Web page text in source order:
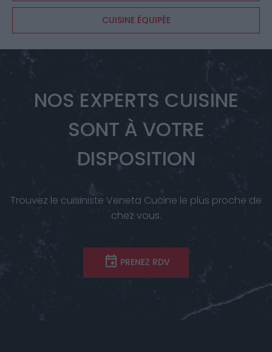
CUISINE ÉQUIPÉE
NOS EXPERTS CUISINE
SONT À VOTRE
DISPOSITION
Trouvez le cuisiniste Veneta Cucine le plus proche de
chez vous.
PRENEZ RDV